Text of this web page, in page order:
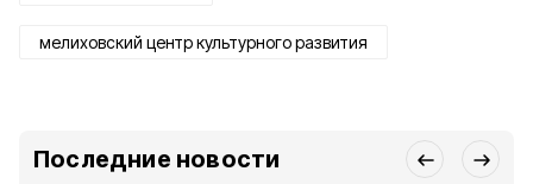
мелиховский центр культурного развития
Последние новости